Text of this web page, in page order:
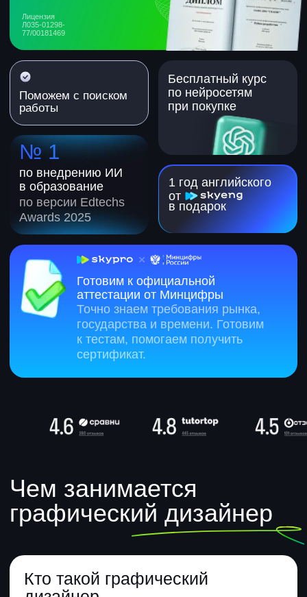
Чем занимается
графический дизайнер
необходимы:
Кто такой графический
дизайнер
Графический дизайнер — это
специалист, который визуализирует идеи
и сообщения с помощью изображений,
композиции, цвета и типографики.
Adobe Photoshop
Adobe Illustrator
ChatGPT
На курсе «Графический
дизайнер» вы освоите основные
инструменты и научитесь
создавать логотипы,